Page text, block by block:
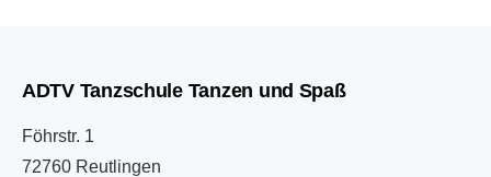
ADTV Tanzschule Tanzen und Spaß
Föhrstr. 1
72760 Reutlingen